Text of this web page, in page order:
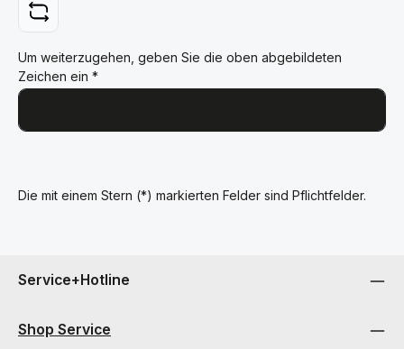
Um weiterzugehen, geben Sie die oben abgebildeten
Zeichen ein *
Die mit einem Stern (*) markierten Felder sind Pflichtfelder.
Service+Hotline
Shop Service